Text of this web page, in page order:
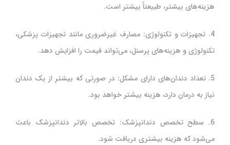
هزینه‌های بیشتر، طبیعتاً بیشتر است.
4. تجهیزات و تکنولوژی: مصارف غیرضروری مانند تجهیزات پزشکی،
تکنولوژی و هزینه‌های پرسنل، می‌تواند قیمت را افزایش دهد.
5. تعداد دندان‌های دارای مشکل: در صورتی که بیشتر از یک دندان
نیاز به درمان دارد، هزینه بیشتر خواهد بود.
6. سطح تخصص دندانپزشک: تخصص بالاتر دندانپزشک باعث
می‌شود که هزینه بیشتری دریافت شود.